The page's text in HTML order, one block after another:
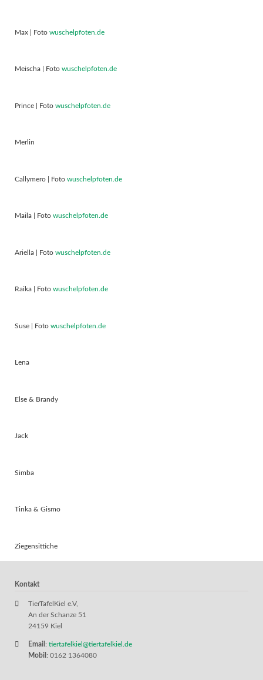
Max | Foto wuschelpfoten.de
Meischa | Foto wuschelpfoten.de
Prince | Foto wuschelpfoten.de
Merlin
Callymero | Foto wuschelpfoten.de
Maila | Foto wuschelpfoten.de
Ariella | Foto wuschelpfoten.de
Raika | Foto wuschelpfoten.de
Suse | Foto wuschelpfoten.de
Lena
Else & Brandy
Jack
Simba
Tinka & Gismo
Ziegensittiche
Kontakt
TierTafelKiel e.V,
An der Schanze 51
24159 Kiel
Email : tiertafelkiel@tiertafelkiel.de
Mobil : 0162 1364080